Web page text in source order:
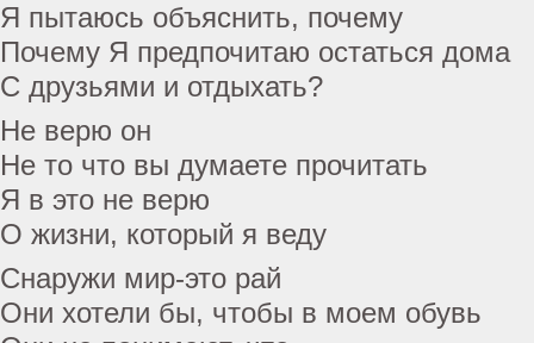
Я пытаюсь объяснить, почему
Почему Я предпочитаю остаться дома
С друзьями и отдыхать?
Не верю он
Не то что вы думаете прочитать
Я в это не верю
О жизни, который я веду
Снаружи мир-это рай
Они хотели бы, чтобы в моем обувь